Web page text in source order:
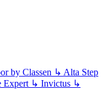
by Classen ↳ Alta Step
Expert ↳ Invictus ↳